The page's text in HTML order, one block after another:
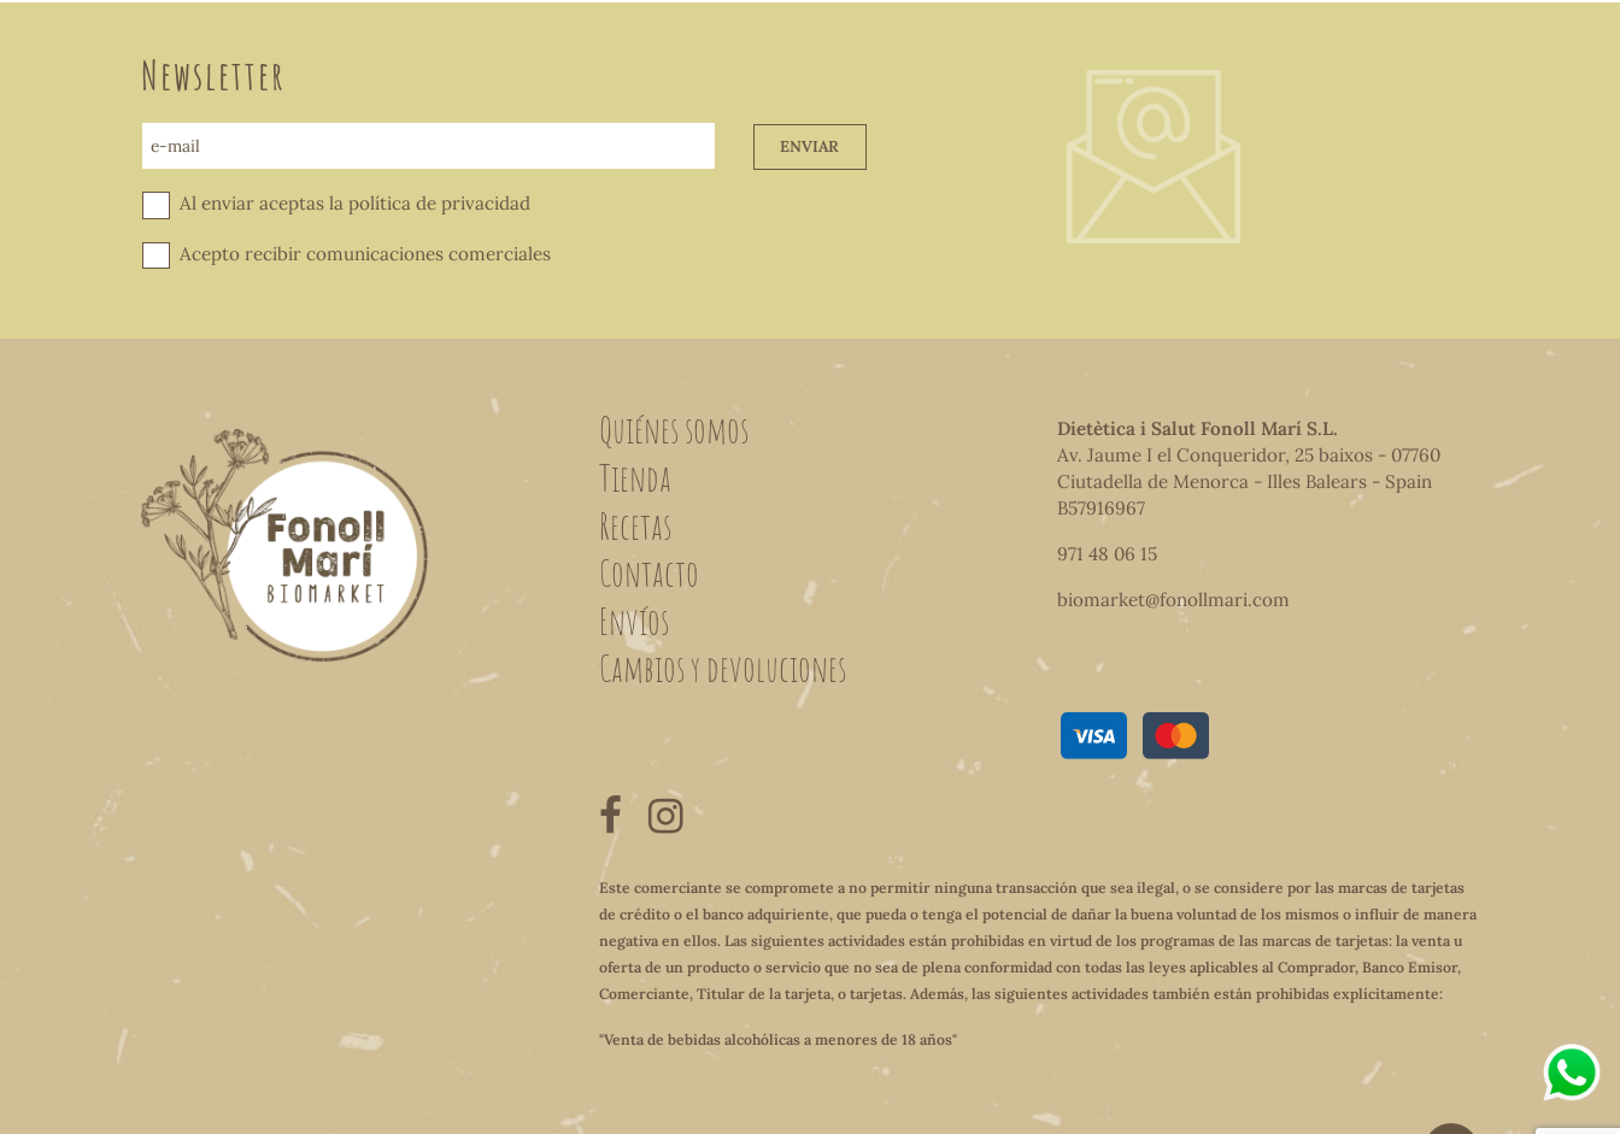
Newsletter
e-mail ENVIAR
Al enviar aceptas la política de privacidad
Acepto recibir comunicaciones comerciales
Quiénes somos
Tienda
Recetas
Contacto
Envíos
Cambios y devoluciones
Dietètica i Salut Fonoll Marí S.L.
Av. Jaume I el Conqueridor, 25 baixos - 07760
Ciutadella de Menorca - Illes Balears - Spain
B57916967
971 48 06 15
biomarket@fonollmari.com
Este comerciante se compromete a no permitir ninguna transacción que sea ilegal, o se considere por las marcas de tarjetas
de crédito o el banco adquiriente, que pueda o tenga el potencial de dañar la buena voluntad de los mismos o influir de manera
negativa en ellos. Las siguientes actividades están prohibidas en virtud de los programas de las marcas de tarjetas: la venta u
oferta de un producto o servicio que no sea de plena conformidad con todas las leyes aplicables al Comprador, Banco Emisor,
Comerciante, Titular de la tarjeta, o tarjetas. Además, las siguientes actividades también están prohibidas explícitamente:
"Venta de bebidas alcohólicas a menores de 18 años"